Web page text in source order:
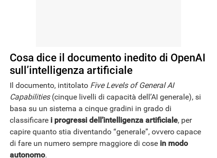
Cosa dice il documento inedito di OpenAI
sull’intelligenza artificiale
Il documento, intitolato Five Levels of General AI
Capabilities(cinque livelli di capacità dell’AI generale), si
basa su un sistema a cinque gradini in grado di
classificare i progressi dell’intelligenza artificiale, per
capire quanto stia diventando “generale”, ovvero capace
di fare un numero sempre maggiore di cose in modo
autonomo.